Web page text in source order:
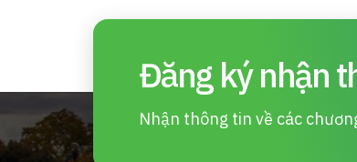
Đăng ký nhận
Nhận thông tin về các